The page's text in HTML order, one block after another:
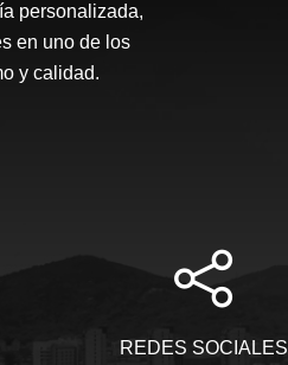
personalizada,
en uno de los
y calidad.
REDES SOCIALES